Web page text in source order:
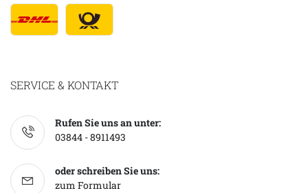
SERVICE & KONTAKT
Rufen Sie uns an unter:
03844 - 8911493
oder schreiben Sie uns:
zum Formular